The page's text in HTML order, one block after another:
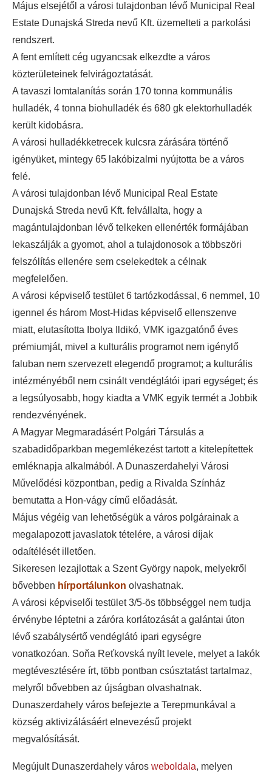
Május elsejétől a városi tulajdonban lévő Municipal Real
Estate Dunajská Streda nevű Kft. üzemelteti a parkolási
rendszert.
A fent említett cég ugyancsak elkezdte a város
közterületeinek felvirágoztatását.
A tavaszi lomtalanítás során 170 tonna kommunális
hulladék, 4 tonna biohulladék és 680 gk elektorhulladék
került kidobásra.
A városi hulladékketrecek kulcsra zárására történő
igényüket, mintegy 65 lakóbizalmi nyújtotta be a város
felé.
A városi tulajdonban lévő Municipal Real Estate
Dunajská Streda nevű Kft. felvállalta, hogy a
magántulajdonban lévő telkeken ellenérték formájában
lekaszálják a gyomot, ahol a tulajdonosok a többszöri
felszólítás ellenére sem cselekedtek a célnak
megfelelően.
A városi képviselő testület 6 tartózkodással, 6 nemmel, 10
igennel és három Most-Hidas képviselő ellenszenve
miatt, elutasította Ibolya Ildikó, VMK igazgatónő éves
prémiumját, mivel a kulturális programot nem igénylő
faluban nem szervezett elegendő programot; a kulturális
intézményéből nem csinált vendéglátói ipari egységet; és
a legsúlyosabb, hogy kiadta a VMK egyik termét a Jobbik
rendezvényének.
A Magyar Megmaradásért Polgári Társulás a
szabadidőparkban megemlékezést tartott a kitelepítettek
emléknapja alkalmából. A Dunaszerdahelyi Városi
Művelődési központban, pedig a Rivalda Színház
bemutatta a Hon-vágy című előadását.
Május végéig van lehetőségük a város polgárainak a
megalapozott javaslatok tételére, a városi díjak
odaítélését illetően.
Sikeresen lezajlottak a Szent György napok, melyekről
bővebben hírportálunkon olvashatnak.
A városi képviselői testület 3/5-ös többséggel nem tudja
érvénybe léptetni a záróra korlátozását a galántai úton
lévő szabálysértő vendéglátó ipari egységre
vonatkozóan. Soňa Reťkovská nyílt levele, melyet a lakók
megtévesztésére írt, több pontban csúsztatást tartalmaz,
melyről bővebben az újságban olvashatnak.
Dunaszerdahely város befejezte a Terepmunkával a
község aktivizálásáért elnevezésű projekt
megvalósítását.
Megújult Dunaszerdahely város weboldala, melyen